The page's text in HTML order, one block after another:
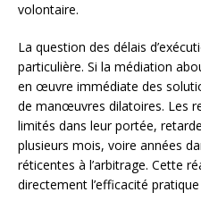
volontaire.
La question des délais
particulière. Si la médiation
en œuvre immédiate des
de manœuvres dilatoires. Les
limités dans leur portée,
plusieurs mois, voire années
réticentes à l’arbitrage. Cette
directement l’efficacité